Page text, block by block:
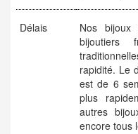
Délais
Nos bijoux
bijoutiers
rapidité. Le
est de 6
plus
autres
encore tous